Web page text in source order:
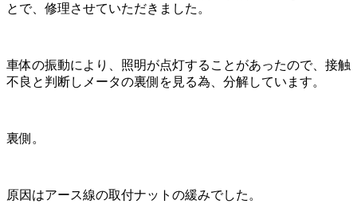
とで、修理させていただきました。
車体の振動により、照明が点灯することがあったので、接触
不良と判断しメータの裏側を見る為、分解しています。
裏側。
原因はアース線の取付ナットの緩みでした。